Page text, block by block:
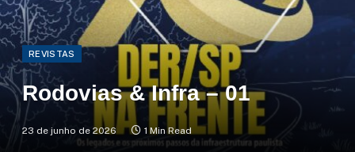
REVISTAS
Rodovias & Infra – 01
23 de junho de 2026 1 Min Read